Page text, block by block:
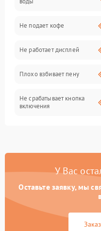
Проблемы с
Управление и
Программное
Не подает кофе
Не работает дисплей
Плохо взбивает пену
Не срабатывает кнопка
включения
Постоянные сбои в работе
У Вас
Оставьте заявку, мы